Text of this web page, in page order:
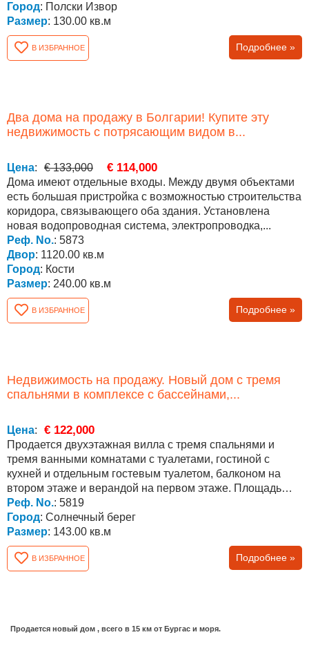
Город: Полски Извор
Размер: 130.00 кв.м
В ИЗБРАННОЕ Подробнее »
Два дома на продажу в Болгарии! Купите эту
недвижимость с потрясающим видом в...
Цена: € 133,000 € 114,000
Дома имеют отдельные входы. Между двумя объектами
есть большая пристройка с возможностью строительства
коридора, связывающего оба здания. Установлена
новая водопроводная система, электропроводка,...
Реф. No.: 5873
Двор: 1120.00 кв.м
Город: Кости
Размер: 240.00 кв.м
В ИЗБРАННОЕ Подробнее »
Недвижимость на продажу. Новый дом с тремя
спальнями в комплексе с бассейнами,...
Цена: € 122,000
Продается двухэтажная вилла с тремя спальнями и
тремя ванными комнатами с туалетами, гостиной с
кухней и отдельным гостевым туалетом, балконом на
втором этаже и верандой на первом этаже. Площадь
чистая...
Реф. No.: 5819
Город: Солнечный берег
Размер: 143.00 кв.м
В ИЗБРАННОЕ Подробнее »
Продается новый дом , всего в 15 км от Бургас и моря.